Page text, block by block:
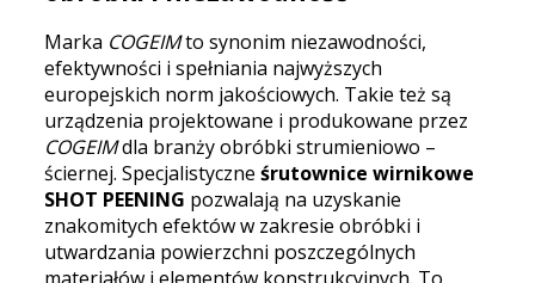
Marka COGEIMto synonim niezawodności,
efektywności i spełniania najwyższych
europejskich norm jakościowych. Takie też są
urządzenia projektowane i produkowane przez
COGEIMdla branży obróbki strumieniowo –
ściernej. Specjalistyczne śrutownice wirnikowe
SHOT PEENING pozwalają na uzyskanie
znakomitych efektów w zakresie obróbki i
utwardzania powierzchni poszczególnych